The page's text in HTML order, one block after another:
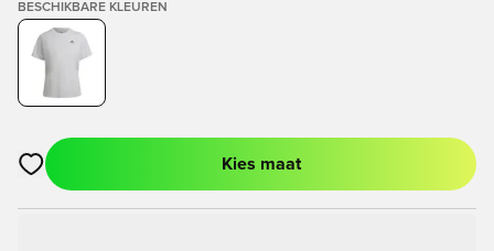
BESCHIKBARE KLEUREN
Opent een venster om in te loggen of je aan te melden als lid
Kies maat